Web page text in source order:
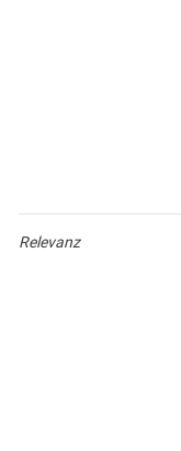
Relevanz